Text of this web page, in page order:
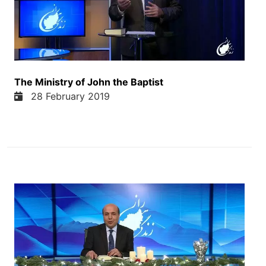
کمپیوتر فارغ میشواند مجبورند در رشته دیگر کار کنند و
اکثر اداره ها و شرکت ها تمایل دارند در بخش فناوری
معلوماتی مردان را استخدام کنند واقعا در حراتی مشکل
وجود دارد که وقت دختران از رشته کمپیوتر یا رشته نرم
افزار ها مبران زود کار پیدا نمی کنند بخاطر که اکثران
فکر میکنند شاید مرد های کار را بهتر کنند خوب کار های
خوب هم در افغانستان به خاطر حقوق زن ها انجام شده
و خوشبخطانه امروز ست ها هزار چند میلیون دختر
است خب ما نمیگمید که اینا چی رقم استند ولیکن یک
مافقیت است در کشور های همسای افغانستان چون این
کار رخ نمیتد چی در کشور ایران یا پاکستان یا در
تاجکستان و ازبکستان که یک دو خانوم همزمان رئیس
کمیسیون های انتخاباتی شهائی بسار دور از حقیقت
است گرچه کشور پاکستان بین ازیر بوتو را بر چند وقت
The Ministry of John the Baptist
28 February 2019